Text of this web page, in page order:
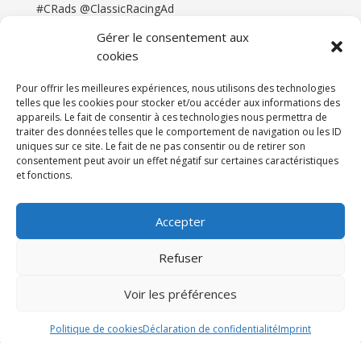
Gérer le consentement aux
cookies
Pour offrir les meilleures expériences, nous utilisons des technologies
telles que les cookies pour stocker et/ou accéder aux informations des
appareils. Le fait de consentir à ces technologies nous permettra de
traiter des données telles que le comportement de navigation ou les ID
uniques sur ce site. Le fait de ne pas consentir ou de retirer son
consentement peut avoir un effet négatif sur certaines caractéristiques
et fonctions.
Accepter
Refuser
Voir les préférences
Politique de cookiesDéclaration de confidentialitéImprint
#CRads @ClassicRacingAd
Newsletter & Presse
Partenaires
Tarifs
Espace Client
121DigitalGroup |
121DigitalGroup